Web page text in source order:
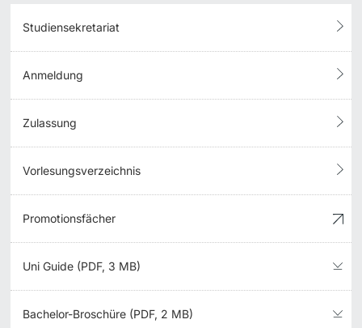
Studiensekretariat
Anmeldung
Zulassung
Vorlesungsverzeichnis
Promotionsfächer
Uni Guide (PDF, 3 MB)
Bachelor-Broschüre (PDF, 2 MB)